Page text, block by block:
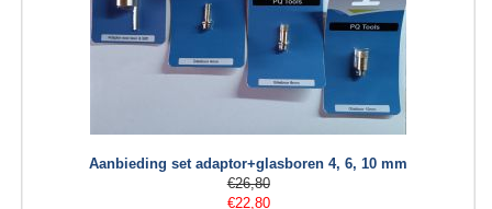
Aanbieding set adaptor+glasboren 4, 6, 10 mm
€26,80
€22,80